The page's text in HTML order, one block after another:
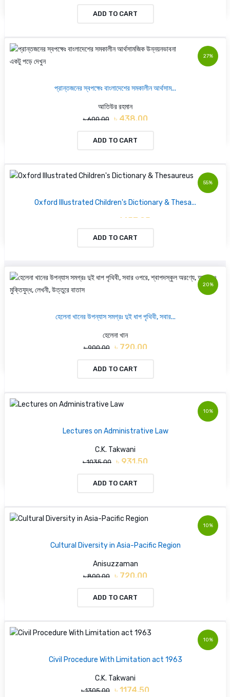
ADD TO CART
27%
একটু পড়ে দেখুন
প্রান্তজনের স্বপক্ষেঃ বাংলাদেশের সমকালীন আর্থসাম...
আতিউর রহমান
৳ 600.00 ৳ 438.00
ADD TO CART
55%
Oxford Illustrated Children's Dictionary & Thesa...
৳ 1453.95
ADD TO CART
20%
হেলেনা খানের উপন্যাস সমগ্রঃ দুই ধাপ পৃথিবী, সবার...
হেলেনা খান
৳ 900.00 ৳ 720.00
ADD TO CART
10%
Lectures on Administrative Law
C.K. Takwani
৳ 1035.00 ৳ 931.50
ADD TO CART
10%
Cultural Diversity in Asia-Pacific Region
Anisuzzaman
৳ 800.00 ৳ 720.00
ADD TO CART
10%
Civil Procedure With Limitation act 1963
C.K. Takwani
৳ 1305.00 ৳ 1174.50